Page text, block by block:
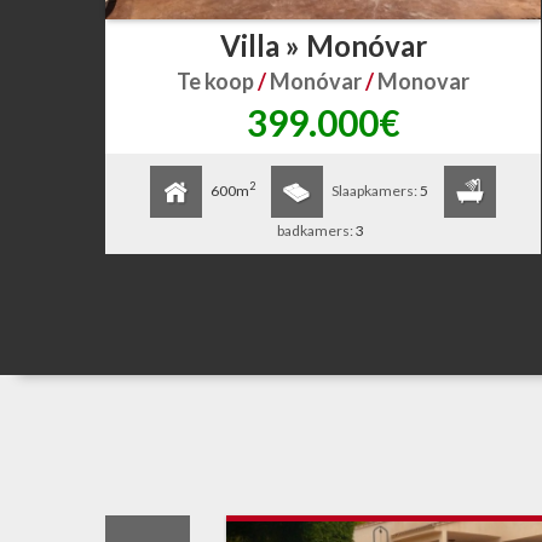
Villa » Monóvar
Te koop/Monóvar/Monovar
399.000€
600m2 Slaapkamers: 5
badkamers:3